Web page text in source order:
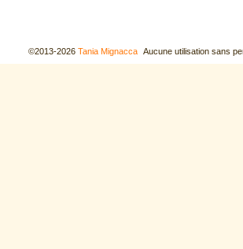
©2013-2026 Tania Mignacca Aucune utilisation sans